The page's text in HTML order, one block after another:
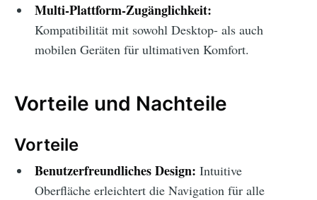
Multi-Plattform-Zugänglichkeit:
Kompatibilität mit sowohl Desktop- als auch
mobilen Geräten für ultimativen Komfort.
Vorteile und Nachteile
Vorteile
Benutzerfreundliches Design: Intuitive
Oberfläche erleichtert die Navigation für alle